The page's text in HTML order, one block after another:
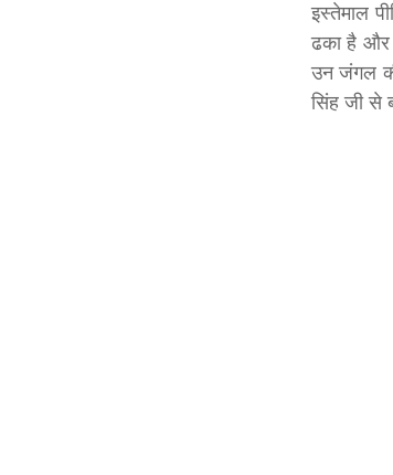
Literatureइस्तेमाल
ढका है और
उन जंगल
सिंह जी से